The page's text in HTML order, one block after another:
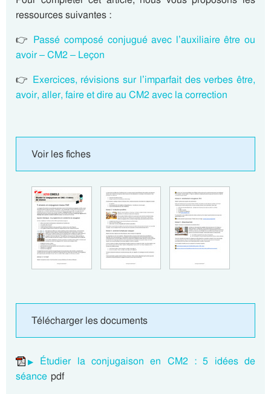
ressources suivantes :
👉 Passé composé conjugué avec l’auxiliaire être ou
avoir – CM2 – Leçon
👉 Exercices, révisions sur l’imparfait des verbes être,
avoir, aller, faire et dire au CM2 avec la correction
Voir les fiches
Télécharger les documents
Étudier la conjugaison en CM2 : 5 idées de
séance pdf